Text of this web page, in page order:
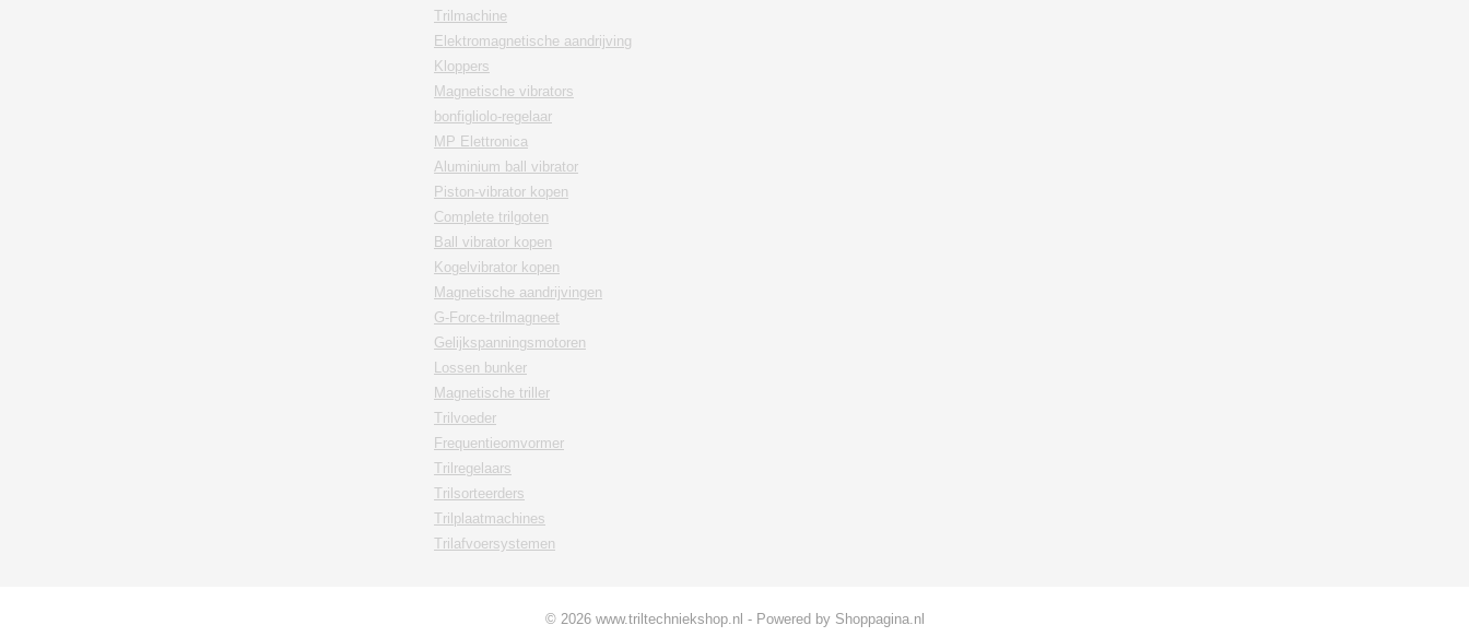
Trilmachine
Elektromagnetische aandrijving
Kloppers
Magnetische vibrators
bonfigliolo-regelaar
MP Elettronica
Aluminium ball vibrator
Piston-vibrator kopen
Complete trilgoten
Ball vibrator kopen
Kogelvibrator kopen
Magnetische aandrijvingen
G-Force-trilmagneet
Gelijkspanningsmotoren
Lossen bunker
Magnetische triller
Trilvoeder
Frequentieomvormer
Trilregelaars
Trilsorteerders
Trilplaatmachines
Trilafvoersystemen
© 2026 www.triltechniekshop.nl - Powered by Shoppagina.nl